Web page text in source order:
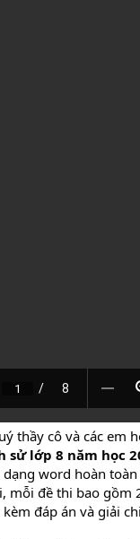
thầy cô và các em
sử lớp 8 năm học
word hoàn
mỗi đề thi bao gồm
đáp án và giải